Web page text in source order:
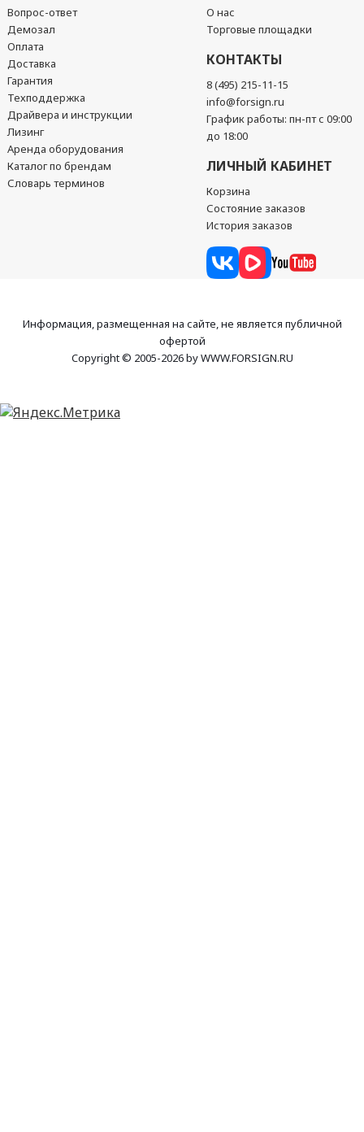
Вопрос-ответ
Демозал
Оплата
Доставка
Гарантия
Техподдержка
Драйвера и инструкции
Лизинг
Аренда оборудования
Каталог по брендам
Словарь терминов
О нас
Торговые площадки
КОНТАКТЫ
8 (495) 215-11-15
info@forsign.ru
График работы: пн-пт с 09:00
до 18:00
ЛИЧНЫЙ КАБИНЕТ
Корзина
Состояние заказов
История заказов
Информация, размещенная на сайте, не является публичной
офертой
Copyright © 2005-2026 by WWW.FORSIGN.RU